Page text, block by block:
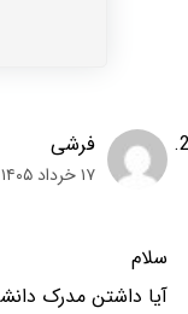
فرشی
۱۷ خرداد ۱۴۰۵ در ۰۱:۲۷
سلام
آیا داشتن مدرک